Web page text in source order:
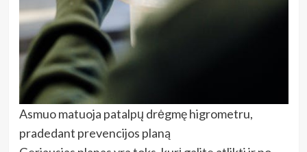
Asmuo matuoja patalpų drėgmę higrometru,
pradedant prevencijos planą